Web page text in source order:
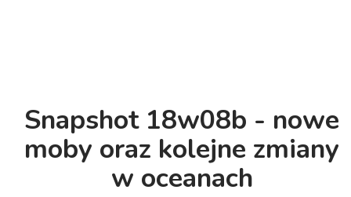
Snapshot 18w08b - nowe
moby oraz kolejne zmiany
w oceanach